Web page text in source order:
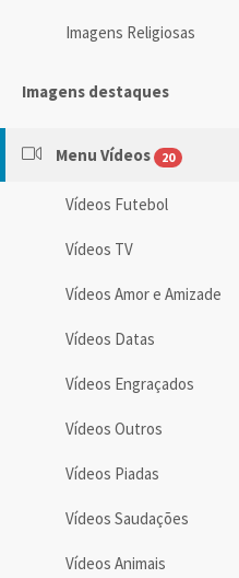
Imagens Religiosas
Imagens destaques
Menu Vídeos 20
Vídeos Futebol
Vídeos TV
Vídeos Amor e Amizade
Vídeos Datas
Vídeos Engraçados
Vídeos Outros
Vídeos Piadas
Vídeos Saudações
Vídeos Animais